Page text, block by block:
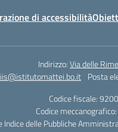
di accessibilità
Indirizzo:Via delle
iis@istitutomattei.bo.it Posta
Codice fiscale:
Codice meccanografico:
Indice delle Pubbliche